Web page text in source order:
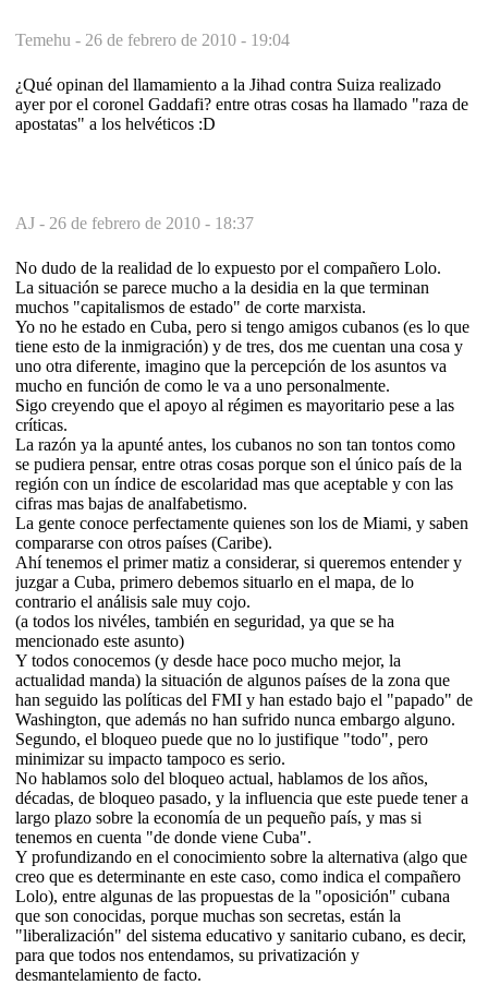
Temehu - 26 de febrero de 2010 - 19:04
¿Qué opinan del llamamiento a la Jihad contra Suiza realizado
ayer por el coronel Gaddafi? entre otras cosas ha llamado "raza de
apostatas" a los helvéticos :D
AJ - 26 de febrero de 2010 - 18:37
No dudo de la realidad de lo expuesto por el compañero Lolo.
La situación se parece mucho a la desidia en la que terminan
muchos "capitalismos de estado" de corte marxista.
Yo no he estado en Cuba, pero si tengo amigos cubanos (es lo que
tiene esto de la inmigración) y de tres, dos me cuentan una cosa y
uno otra diferente, imagino que la percepción de los asuntos va
mucho en función de como le va a uno personalmente.
Sigo creyendo que el apoyo al régimen es mayoritario pese a las
críticas.
La razón ya la apunté antes, los cubanos no son tan tontos como
se pudiera pensar, entre otras cosas porque son el único país de la
región con un índice de escolaridad mas que aceptable y con las
cifras mas bajas de analfabetismo.
La gente conoce perfectamente quienes son los de Miami, y saben
compararse con otros países (Caribe).
Ahí tenemos el primer matiz a considerar, si queremos entender y
juzgar a Cuba, primero debemos situarlo en el mapa, de lo
contrario el análisis sale muy cojo.
(a todos los nivéles, también en seguridad, ya que se ha
mencionado este asunto)
Y todos conocemos (y desde hace poco mucho mejor, la
actualidad manda) la situación de algunos países de la zona que
han seguido las políticas del FMI y han estado bajo el "papado" de
Washington, que además no han sufrido nunca embargo alguno.
Segundo, el bloqueo puede que no lo justifique "todo", pero
minimizar su impacto tampoco es serio.
No hablamos solo del bloqueo actual, hablamos de los años,
décadas, de bloqueo pasado, y la influencia que este puede tener a
largo plazo sobre la economía de un pequeño país, y mas si
tenemos en cuenta "de donde viene Cuba".
Y profundizando en el conocimiento sobre la alternativa (algo que
creo que es determinante en este caso, como indica el compañero
Lolo), entre algunas de las propuestas de la "oposición" cubana
que son conocidas, porque muchas son secretas, están la
"liberalización" del sistema educativo y sanitario cubano, es decir,
para que todos nos entendamos, su privatización y
desmantelamiento de facto.